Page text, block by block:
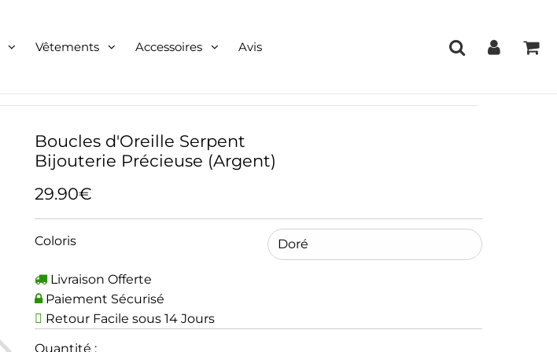
Vêtements Accessoires Avis
Boucles d'Oreille Serpent
Bijouterie Précieuse (Argent)
29.90€
Coloris
Livraison Offerte
Paiement Sécurisé
Retour Facile sous 14 Jours
Quantité :